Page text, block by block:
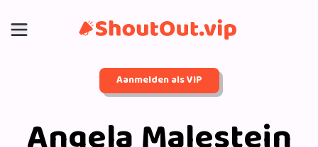
Aanmelden als VIP